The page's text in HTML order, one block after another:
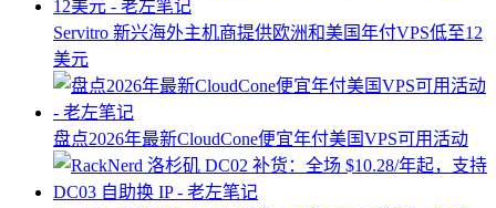
Servitro 新兴海外主机商提供欧洲和美国年付VPS低至12
美元
盘点2026年最新CloudCone便宜年付美国VPS可用活动